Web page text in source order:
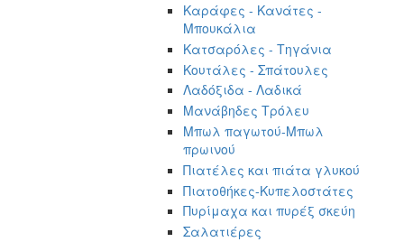
Καράφες - Κανάτες -
Μπουκάλια
Κατσαρόλες - Τηγάνια
Κουτάλες - Σπάτουλες
Λαδόξιδα - Λαδικά
Μανάβηδες Τρόλευ
Μπωλ παγωτού-Μπωλ
πρωινού
Πιατέλες και πιάτα γλυκού
Πιατοθήκες-Κυπελοστάτες
Πυρίμαχα και πυρέξ σκεύη
Σαλατιέρες